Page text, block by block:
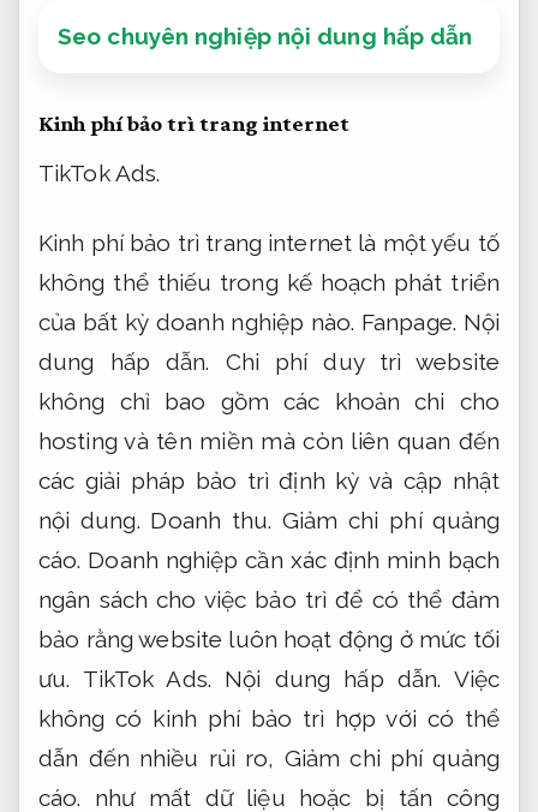
Seo chuyên nghiệp nội dung hấp dẫn
Kinh phí bảo trì trang internet
TikTok Ads.
Kinh phí bảo trì trang internet là một yếu tố
không thể thiếu trong kế hoạch phát triển
của bất kỳ doanh nghiệp nào. Fanpage. Nội
dung hấp dẫn. Chi phí duy trì website
không chỉ bao gồm các khoản chi cho
hosting và tên miền mà còn liên quan đến
các giải pháp bảo trì định kỳ và cập nhật
nội dung. Doanh thu. Giảm chi phí quảng
cáo. Doanh nghiệp cần xác định minh bạch
ngân sách cho việc bảo trì để có thể đảm
bảo rằng website luôn hoạt động ở mức tối
ưu. TikTok Ads. Nội dung hấp dẫn. Việc
không có kinh phí bảo trì hợp với có thể
dẫn đến nhiều rủi ro, Giảm chi phí quảng
cáo. như mất dữ liệu hoặc bị tấn công